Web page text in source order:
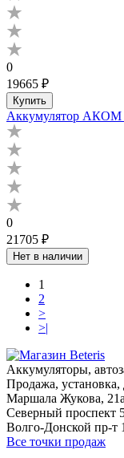
0
19665 ₽
Купить
Аккумулятор АКОМ
0
21705 ₽
Нет в наличии
1
2
>
>|
Аккумуляторы,
Продажа, установка,
Маршала Жукова, 21а
Северный проспект
Волго-Донской пр-т
Все точки продаж